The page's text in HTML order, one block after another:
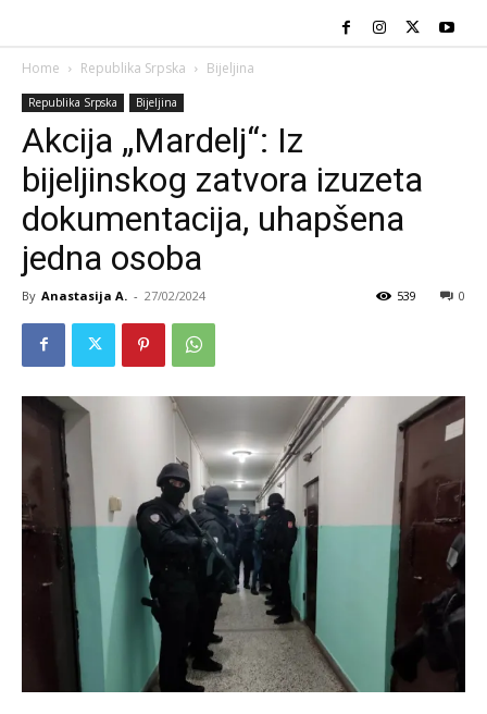
Home Republika Srpska Bijeljina
Republika Srpska Bijeljina
Akcija „Mardelj“: Iz
bijeljinskog zatvora izuzeta
dokumentacija, uhapšena
jedna osoba
By Anastasija A. - 27/02/2024 0
539